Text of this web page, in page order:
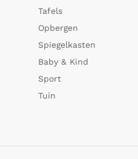
Tafels
Opbergen
Spiegelkasten
Baby & Kind
Sport
Tuin